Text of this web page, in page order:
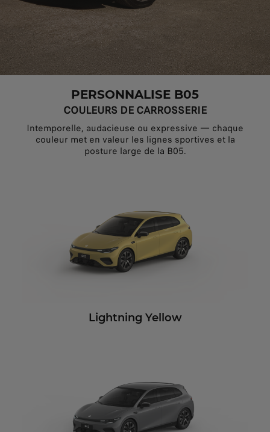
PERSONNALISE B05
COULEURS DE CARROSSERIE
Intemporelle, audacieuse ou expressive — chaque
couleur met en valeur les lignes sportives et la
posture large de la B05.
Lightning Yellow